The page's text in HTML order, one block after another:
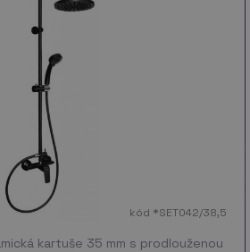
kód *SET042/38,5
kartuše 35 mm s prodlouženou